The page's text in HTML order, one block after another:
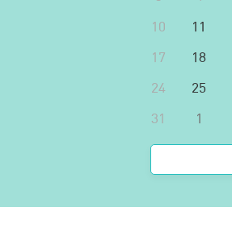
10
11
17
18
24
25
31
1